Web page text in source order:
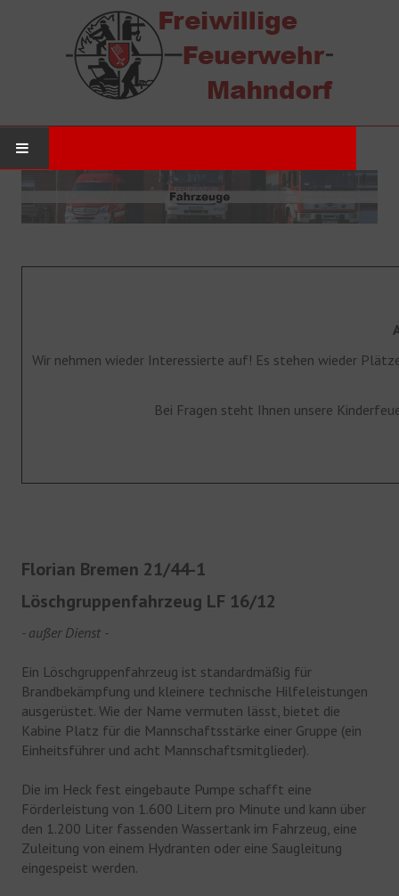
STARTSEITE
DIE WEHR
Kinderfeuerwehr
Bildergalerie
EHRENABTEILUNG
NOTRUF 112
Wir nehmen wieder Interessierte auf! Es stehen wieder
Bei Fragen steht Ihnen unsere
Florian Bremen 21/44-1
Löschgruppenfahrzeug LF 16/12
- außer Dienst -
Ein Löschgruppenfahrzeug ist standardmäßig für
Brandbekämpfung und kleinere technische Hilfeleistungen
ausgerüstet. Wie der Name vermuten lässt, bietet die
Kabine Platz für die Mannschaftsstärke einer Gruppe (ein
Einheitsführer und acht Mannschaftsmitglieder).
Die im Heck fest eingebaute Pumpe schafft eine
Förderleistung von 1.600 Litern pro Minute und kann über
den 1.200 Liter fassenden Wassertank im Fahrzeug, eine
Zuleitung von einem Hydranten oder eine Saugleitung
eingespeist werden.